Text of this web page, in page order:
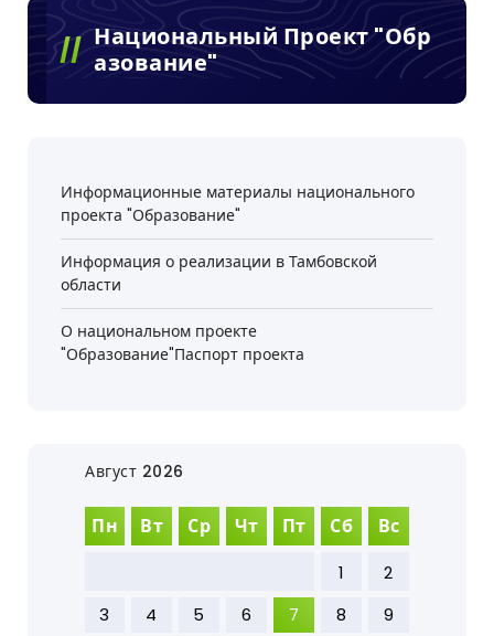
Национальный Проект "Обр
Азование"
Информационные материалы национального
проекта "Образование"
Информация о реализации в Тамбовской
области
О национальном проекте
"Образование"Паспорт проекта
Август 2026
Пн Вт Ср Чт Пт Сб Вс
1
2
3
4 5 6 7 8
9